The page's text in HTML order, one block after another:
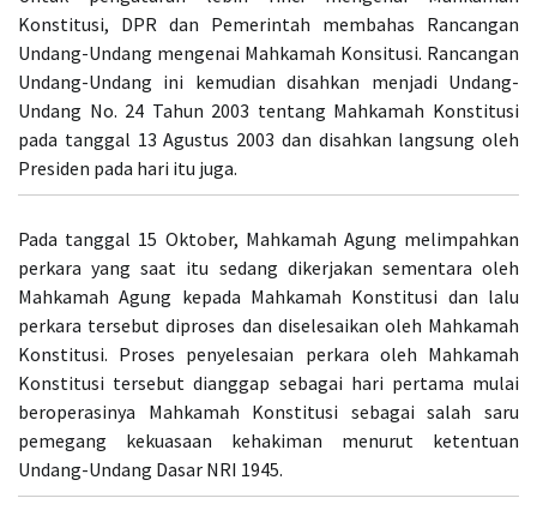
Konstitusi, DPR dan Pemerintah membahas Rancangan
Undang-Undang mengenai Mahkamah Konsitusi. Rancangan
Undang-Undang ini kemudian disahkan menjadi Undang-
Undang No. 24 Tahun 2003 tentang Mahkamah Konstitusi
pada tanggal 13 Agustus 2003 dan disahkan langsung oleh
Presiden pada hari itu juga.
Pada tanggal 15 Oktober, Mahkamah Agung melimpahkan
perkara yang saat itu sedang dikerjakan sementara oleh
Mahkamah Agung kepada Mahkamah Konstitusi dan lalu
perkara tersebut diproses dan diselesaikan oleh Mahkamah
Konstitusi. Proses penyelesaian perkara oleh Mahkamah
Konstitusi tersebut dianggap sebagai hari pertama mulai
beroperasinya Mahkamah Konstitusi sebagai salah saru
pemegang kekuasaan kehakiman menurut ketentuan
Undang-Undang Dasar NRI 1945.